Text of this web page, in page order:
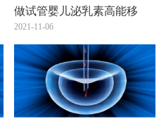
做试管婴儿泌乳素高能移
2021-11-06